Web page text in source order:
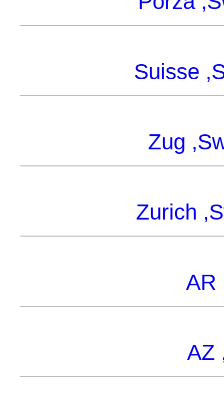
Suisse
Zug
Zurich
AR
AZ